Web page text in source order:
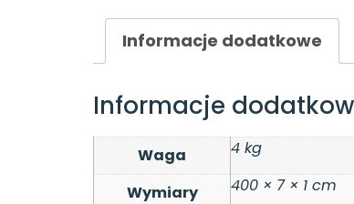
Informacje dodatkowe
Informacje
Waga 4 kg
Wymiary 400 × 7 × 1 cm